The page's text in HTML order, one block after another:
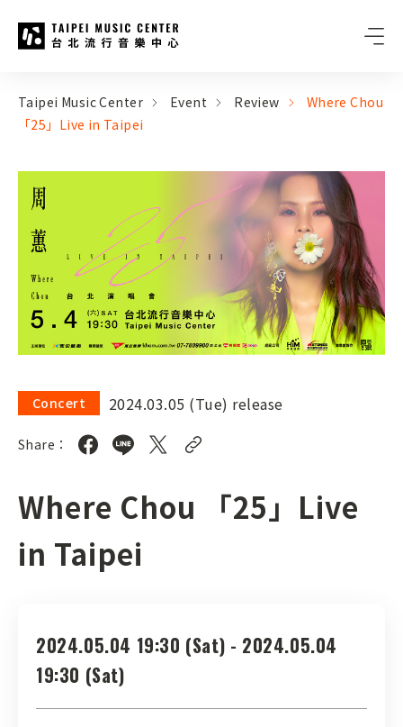
:::
Taipei Music Center Event Review
Where Chou
「25」Live in Taipei
Concert 2024.03.05 (Tue) release
Share：
Where Chou 「25」Live
in Taipei
2024.05.04 19:30 (Sat) - 2024.05.04
19:30 (Sat)